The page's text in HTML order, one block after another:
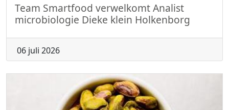
Team Smartfood verwelkomt Analist
microbiologie Dieke klein Holkenborg
06 juli 2026